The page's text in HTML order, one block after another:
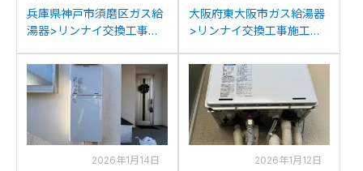
兵庫県神戸市須磨区ガス給
湯器>リンナイ交換工事施
V2401SAWからリンナイ
RUF-245SAW(B)への交換
大阪府東大阪市ガス給湯器
>リンナイ交換工事施工事
V2405SAWからリンナイ
RUF-245SAW(B)への交換
2026年1月14日
2026年1月12日